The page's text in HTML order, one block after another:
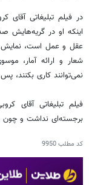
در فیلم تبلیغاتی آقای
اینکه او در گریه‌هایش
عقل و عمل است، نمایش
شعار و ارائه آمار،
نمی‌توانند کاری بکنند،
فیلم تبلیغاتی آقای
برجسته‌ای نداشت و چون
کد مطلب9950